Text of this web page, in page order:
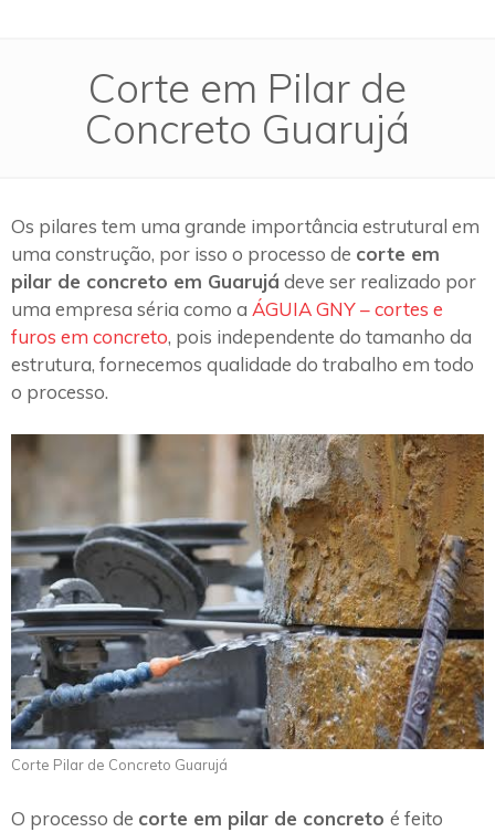
Corte em Pilar de
Concreto Guarujá
Os pilares tem uma grande importância estrutural em
uma construção, por isso o processo de corte em
pilar de concreto em Guarujá deve ser realizado por
uma empresa séria como a ÁGUIA GNY – cortes e
furos em concreto, pois independente do tamanho da
estrutura, fornecemos qualidade do trabalho em todo
o processo.
Corte Pilar de Concreto Guarujá
O processo de corte em pilar de concreto é feito